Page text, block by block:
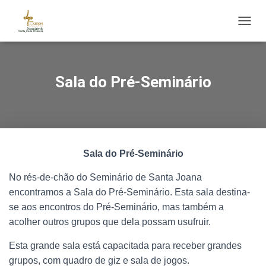
Sala do Pré-Seminário
Sala do Pré-Seminário
No rés-de-chão do Seminário de Santa Joana
encontramos a Sala do Pré-Seminário. Esta sala destina-
se aos encontros do Pré-Seminário, mas também a
acolher outros grupos que dela possam usufruir.
Esta grande sala está capacitada para receber grandes
grupos, com quadro de giz e sala de jogos.